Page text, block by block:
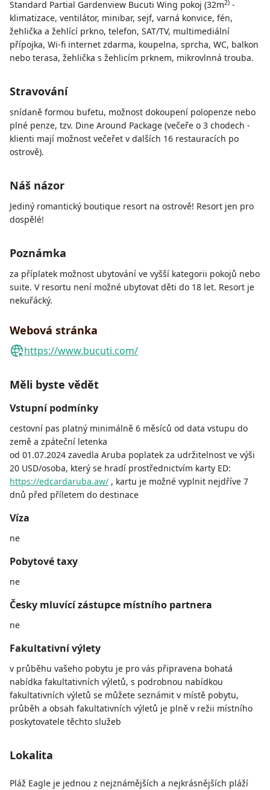
Standard Partial Gardenview Bucuti Wing pokoj (32m2) -
klimatizace, ventilátor, minibar, sejf, varná konvice, fén,
žehlička a žehlící prkno, telefon, SAT/TV, multimediální
přípojka, Wi-fi internet zdarma, koupelna, sprcha, WC, balkon
nebo terasa, žehlička s žehlicím prknem, mikrovlnná trouba.
Stravování
snídaně formou bufetu, možnost dokoupení polopenze nebo
plné penze, tzv. Dine Around Package (večeře o 3 chodech -
klienti mají možnost večeřet v dalších 16 restauracích po
ostrově).
Náš názor
Jediný romantický boutique resort na ostrově! Resort jen pro
dospělé!
Poznámka
za příplatek možnost ubytování ve vyšší kategorii pokojů nebo
suite. V resortu není možné ubytovat děti do 18 let. Resort je
nekuřácký.
Webová stránka
https://www.bucuti.com/
Měli byste vědět
Vstupní podmínky
cestovní pas platný minimálně 6 měsíců od data vstupu do
země a zpáteční letenka
od 01.07.2024 zavedla Aruba poplatek za udržitelnost ve výši
20 USD/osoba, který se hradí prostřednictvím karty ED:
https://edcardaruba.aw/ , kartu je možné vyplnit nejdříve 7
dnů před příletem do destinace
Víza
ne
Pobytové taxy
ne
Česky mluvící zástupce místního partnera
ne
Fakultativní výlety
v průběhu vašeho pobytu je pro vás připravena bohatá
nabídka fakultativních výletů, s podrobnou nabídkou
fakultativních výletů se můžete seznámit v místě pobytu,
průběh a obsah fakultativních výletů je plně v režii místního
poskytovatele těchto služeb
Lokalita
Pláž Eagle je jednou z nejznámějších a nejkrásnějších pláží